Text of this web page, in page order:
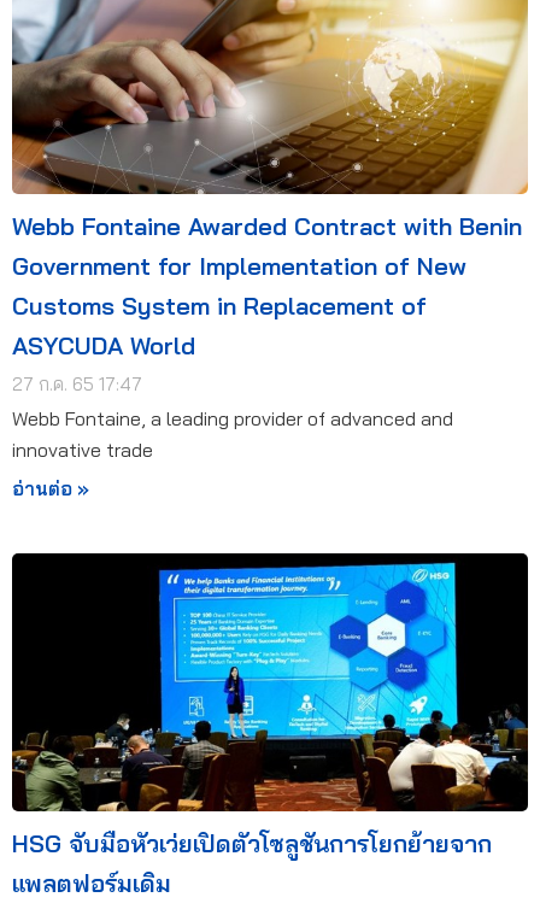
Webb Fontaine Awarded Contract with Benin
Government for Implementation of New
Customs System in Replacement of
ASYCUDA World
27 ก.ค. 65 17:47
Webb Fontaine, a leading provider of advanced and
innovative trade
อ่านต่อ »
HSG จับมือหัวเว่ยเปิดตัวโซลูชันการโยกย้ายจาก
แพลตฟอร์มเดิม